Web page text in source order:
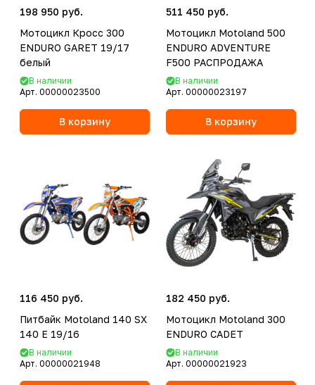
198 950 руб.
Мотоцикл Кросс 300
ENDURO GARET 19/17
белый
В наличии
Арт. 00000023500
В корзину
511 450 руб.
Мотоцикл Motoland 500
ENDURO ADVENTURE
F500 РАСПРОДАЖА
В наличии
Арт. 00000023197
В корзину
116 450 руб.
Питбайк Motoland 140 SX
140 E 19/16
В наличии
Арт. 00000021948
182 450 руб.
Мотоцикл Motoland 300
ENDURO CADET
В наличии
Арт. 00000021923